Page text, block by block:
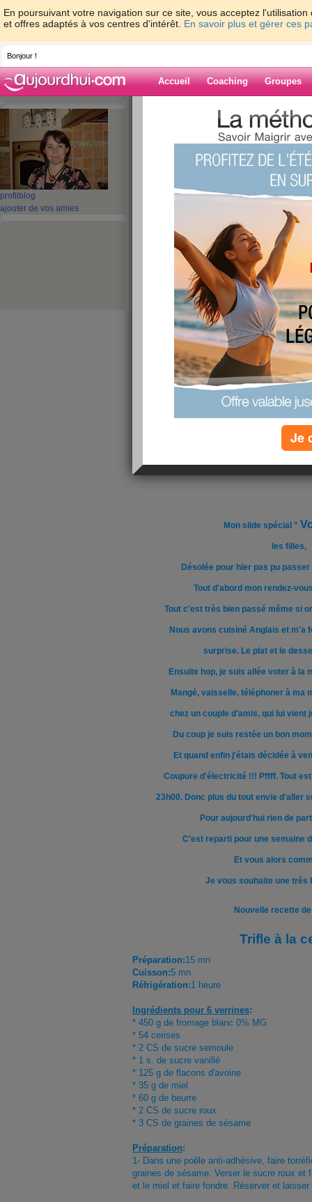
En poursuivant votre navigation sur ce site, vous acceptez
et offres adaptés à vos centres d'intérêt. En savoir plus et gérer ces
Bonjour !
Accueil Coaching Groupes
profil blog
ajouter de vos amies
> > Enfin
Blog de
Enfin !!!
Mon slide spécial "
les filles,
Désolée pour hier pas pu
Tout d'abord mon rendez-
Tout c'est très bien passé même si
Nous avons cuisiné Anglais et m'a
surprise. Le plat et le
Ensuite hop, je suis allée voter à la
Mangé, vaisselle, téléphoner à ma
chez un couple d'amis, qui lui vient
Du coup je suis restée un bon
Et quand enfin j'étais décidée à
Coupure d'électricité !!! Pffff. Tout
23h00. Donc plus du tout envie d'aller
Pour aujourd'hui rien de
C'est reparti pour une semaine
Et vous alors
Je vous souhaite une très
Nouvelle recette
Trifle à la
Préparation:15 mn
Cuisson:5 mn
Réfrigération:1 heure
Ingrédients pour 6 verrines:
* 450 g de fromage blanc 0% MG
* 54 cerises
* 2 CS de sucre semoule
* 1 s. de sucre vanillé
* 125 g de flacons d'avoine
* 35 g de miel
* 60 g de beurre
* 2 CS de sucre roux
* 3 CS de graines de sésame
Préparation:
1- Dans une poêle anti-adhésive, faire
graines de sésame. Verser le sucre roux et
et le miel et faire fondre. Réserver et laisser
Je